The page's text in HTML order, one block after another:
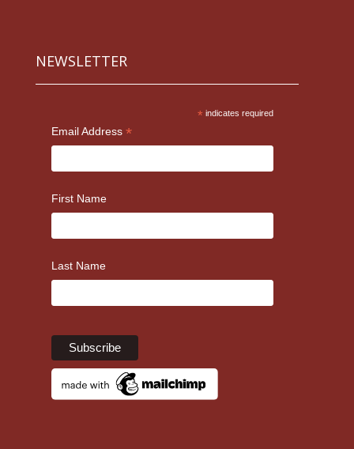
NEWSLETTER
* indicates required
Email Address *
First Name
Last Name